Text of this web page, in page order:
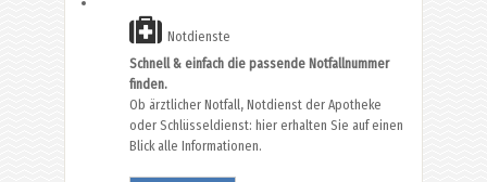
Notdienste
Schnell & einfach die passende Notfallnummer
finden.
Ob ärztlicher Notfall, Notdienst der Apotheke
oder Schlüsseldienst: hier erhalten Sie auf einen
Blick alle Informationen.